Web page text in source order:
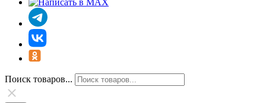
Поиск товаров...